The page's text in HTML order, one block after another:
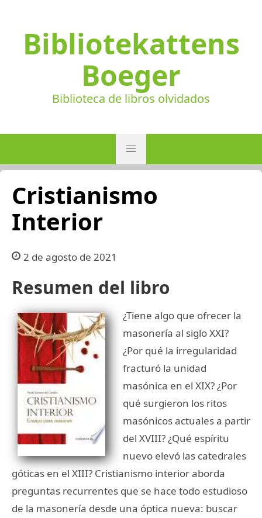
Bibliotekattens
Boeger
Biblioteca de libros olvidados
Cristianismo
Interior
2 de agosto de 2021
Resumen del libro
¿Tiene algo que ofrecer la
masonería al siglo XXI?
¿Por qué la irregularidad
fracturó la unidad
masónica en el XIX? ¿Por
qué surgieron los ritos
masónicos actuales a partir
del XVIII? ¿Qué espíritu
nuevo elevó las catedrales
góticas en el XIII? Cristianismo interior aborda
preguntas recurrentes que se hace todo estudioso
de la masonería desde una óptica nueva: buscar